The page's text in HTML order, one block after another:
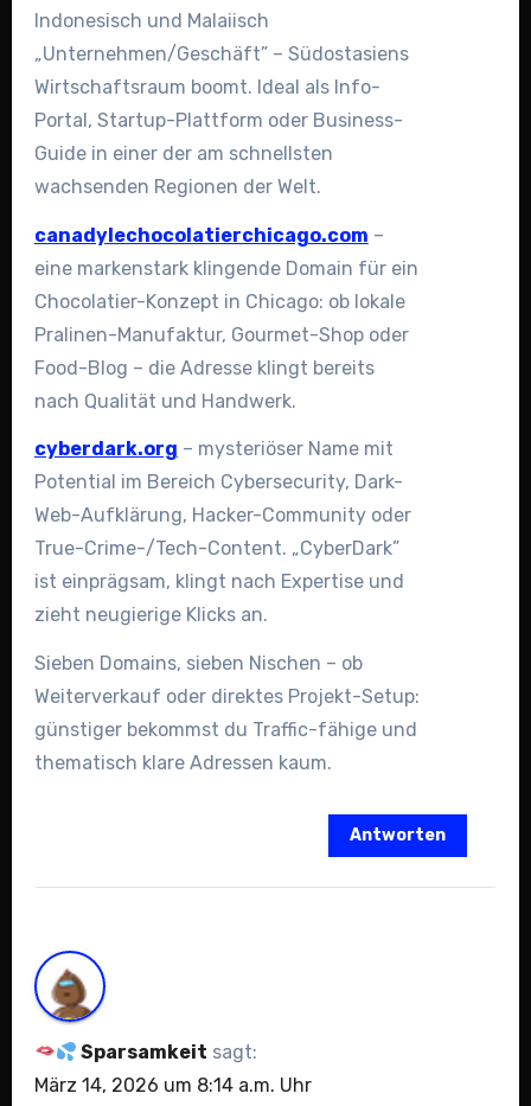
Indonesisch und Malaiisch
„Unternehmen/Geschäft” – Südostasiens
Wirtschaftsraum boomt. Ideal als Info-
Portal, Startup-Plattform oder Business-
Guide in einer der am schnellsten
wachsenden Regionen der Welt.
canadylechocolatierchicago.com –
eine markenstark klingende Domain für ein
Chocolatier-Konzept in Chicago: ob lokale
Pralinen-Manufaktur, Gourmet-Shop oder
Food-Blog – die Adresse klingt bereits
nach Qualität und Handwerk.
cyberdark.org – mysteriöser Name mit
Potential im Bereich Cybersecurity, Dark-
Web-Aufklärung, Hacker-Community oder
True-Crime-/Tech-Content. „CyberDark”
ist einprägsam, klingt nach Expertise und
zieht neugierige Klicks an.
Sieben Domains, sieben Nischen – ob
Weiterverkauf oder direktes Projekt-Setup:
günstiger bekommst du Traffic-fähige und
thematisch klare Adressen kaum.
Antworten
Sparsamkeit sagt:
März 14, 2026 um 8:14 a.m. Uhr